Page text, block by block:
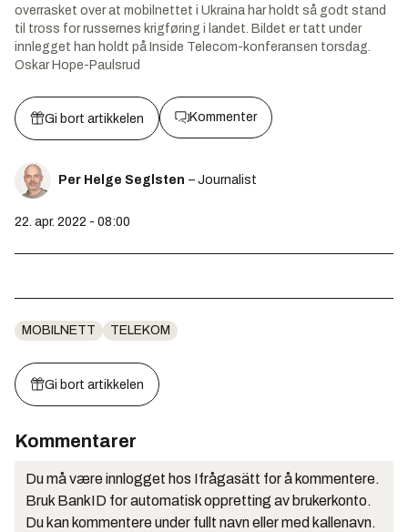
overrasket over at mobilnettet i Ukraina har holdt så godt stand
til tross for russernes krigføring i landet. Bildet er tatt under
innlegget han holdt på Inside Telecom-konferansen torsdag.
Oskar Hope-Paulsrud
Gi bort artikkelen Kommenter
Per Helge Seglsten – Journalist
22. apr. 2022 - 08:00
MOBILNETT TELEKOM
Gi bort artikkelen
Kommentarer
Du må være innlogget hos Ifrågasätt for å kommentere.
Bruk BankID for automatisk oppretting av brukerkonto.
Du kan kommentere under fullt navn eller med kallenavn.